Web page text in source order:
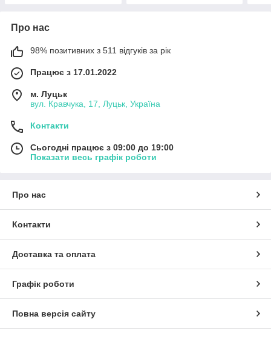
Про нас
98% позитивних з 511 відгуків за рік
Працює з 17.01.2022
м. Луцьк
вул. Кравчука, 17, Луцьк, Україна
Контакти
Сьогодні працює з 09:00 до 19:00
Показати весь графік роботи
Про нас
Контакти
Доставка та оплата
Графік роботи
Повна версія сайту